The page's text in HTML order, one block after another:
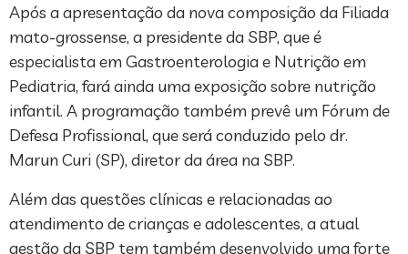
Após a apresentação da nova composição da Filiada
mato-grossense, a presidente da SBP, que é
especialista em Gastroenterologia e Nutrição em
Pediatria, fará ainda uma exposição sobre nutrição
infantil. A programação também prevê um Fórum de
Defesa Profissional, que será conduzido pelo dr.
Marun Curi (SP), diretor da área na SBP.
Além das questões clínicas e relacionadas ao
atendimento de crianças e adolescentes, a atual
gestão da SBP tem também desenvolvido uma forte